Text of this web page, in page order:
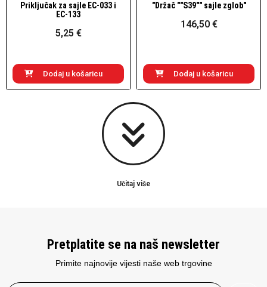
Brzi pogled
Priključak za sajle EC-033 i
EC-133
5,25 €
Dodaj u košaricu
Brzi pogled
"Držač ""S39"" sajle zglob"
146,50 €
Dodaj u košaricu
Učitaj više
Pretplatite se na naš newsletter
Primite najnovije vijesti naše web trgovine